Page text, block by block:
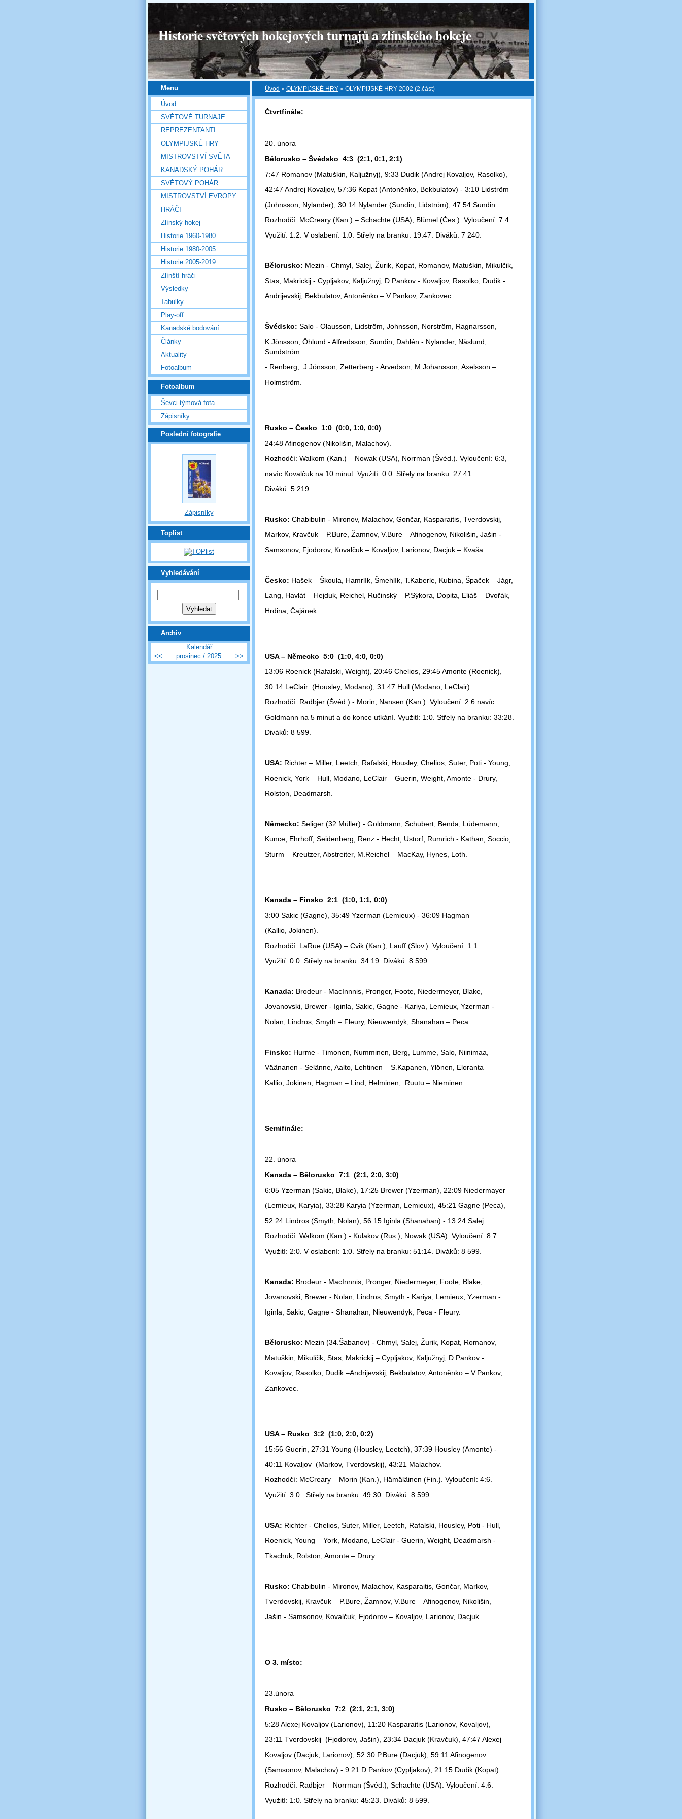
Historie světových hokejových turnajů a zlínského hokeje
Úvod » OLYMPIJSKÉ HRY » OLYMPIJSKÉ HRY 2002 (2.část)
Čtvrtfinále:
20. února
Bělorusko – Švédsko 4:3 (2:1, 0:1, 2:1)
7:47 Romanov (Matuškin, Kaljužnyj), 9:33 Dudik (Andrej Kovaljov, Rasolko),
42:47 Andrej Kovaljov, 57:36 Kopat (Antoněnko, Bekbulatov) - 3:10 Lidström
(Johnsson, Nylander), 30:14 Nylander (Sundin, Lidström), 47:54 Sundin.
Rozhodčí: McCreary (Kan.) – Schachte (USA), Blümel (Čes.). Vyloučení: 7:4.
Využití: 1:2. V oslabení: 1:0. Střely na branku: 19:47. Diváků: 7 240.
Bělorusko: Mezin - Chmyl, Salej, Žurik, Kopat, Romanov, Matuškin, Mikulčik,
Stas, Makrickij - Cypljakov, Kaljužnyj, D.Pankov - Kovaljov, Rasolko, Dudik -
Andrijevskij, Bekbulatov, Antoněnko – V.Pankov, Zankovec.
Švédsko: Salo - Olausson, Lidström, Johnsson, Norström, Ragnarsson,
K.Jönsson, Öhlund - Alfredsson, Sundin, Dahlén - Nylander, Näslund,
Sundström
- Renberg, J.Jönsson, Zetterberg - Arvedson, M.Johansson, Axelsson –
Holmström.
Rusko – Česko 1:0 (0:0, 1:0, 0:0)
24:48 Afinogenov (Nikolišin, Malachov).
Rozhodčí: Walkom (Kan.) – Nowak (USA), Norrman (Švéd.). Vyloučení: 6:3,
navíc Kovalčuk na 10 minut. Využití: 0:0. Střely na branku: 27:41.
Diváků: 5 219.
Rusko: Chabibulin - Mironov, Malachov, Gončar, Kasparaitis, Tverdovskij,
Markov, Kravčuk – P.Bure, Žamnov, V.Bure – Afinogenov, Nikolišin, Jašin -
Samsonov, Fjodorov, Kovalčuk – Kovaljov, Larionov, Dacjuk – Kvaša.
Česko: Hašek – Škoula, Hamrlík, Šmehlík, T.Kaberle, Kubina, Špaček – Jágr,
Lang, Havlát – Hejduk, Reichel, Ručinský – P.Sýkora, Dopita, Eliáš – Dvořák,
Hrdina, Čajánek.
USA – Německo 5:0 (1:0, 4:0, 0:0)
13:06 Roenick (Rafalski, Weight), 20:46 Chelios, 29:45 Amonte (Roenick),
30:14 LeClair (Housley, Modano), 31:47 Hull (Modano, LeClair).
Rozhodčí: Radbjer (Švéd.) - Morin, Nansen (Kan.). Vyloučení: 2:6 navíc
Goldmann na 5 minut a do konce utkání. Využití: 1:0. Střely na branku: 33:28.
Diváků: 8 599.
USA: Richter – Miller, Leetch, Rafalski, Housley, Chelios, Suter, Poti - Young,
Roenick, York – Hull, Modano, LeClair – Guerin, Weight, Amonte - Drury,
Rolston, Deadmarsh.
Německo: Seliger (32.Müller) - Goldmann, Schubert, Benda, Lüdemann,
Kunce, Ehrhoff, Seidenberg, Renz - Hecht, Ustorf, Rumrich - Kathan, Soccio,
Sturm – Kreutzer, Abstreiter, M.Reichel – MacKay, Hynes, Loth.
Kanada – Finsko 2:1 (1:0, 1:1, 0:0)
3:00 Sakic (Gagne), 35:49 Yzerman (Lemieux) - 36:09 Hagman
(Kallio, Jokinen).
Rozhodčí: LaRue (USA) – Cvik (Kan.), Lauff (Slov.). Vyloučení: 1:1.
Využití: 0:0. Střely na branku: 34:19. Diváků: 8 599.
Kanada: Brodeur - MacInnnis, Pronger, Foote, Niedermeyer, Blake,
Jovanovski, Brewer - Iginla, Sakic, Gagne - Kariya, Lemieux, Yzerman -
Nolan, Lindros, Smyth – Fleury, Nieuwendyk, Shanahan – Peca.
Finsko: Hurme - Timonen, Numminen, Berg, Lumme, Salo, Niinimaa,
Väänanen - Selänne, Aalto, Lehtinen – S.Kapanen, Ylönen, Eloranta –
Kallio, Jokinen, Hagman – Lind, Helminen, Ruutu – Nieminen.
Semifinále:
22. února
Kanada – Bělorusko 7:1 (2:1, 2:0, 3:0)
6:05 Yzerman (Sakic, Blake), 17:25 Brewer (Yzerman), 22:09 Niedermayer
(Lemieux, Karyia), 33:28 Karyia (Yzerman, Lemieux), 45:21 Gagne (Peca),
52:24 Lindros (Smyth, Nolan), 56:15 Iginla (Shanahan) - 13:24 Salej.
Rozhodčí: Walkom (Kan.) - Kulakov (Rus.), Nowak (USA). Vyloučení: 8:7.
Využití: 2:0. V oslabení: 1:0. Střely na branku: 51:14. Diváků: 8 599.
Kanada: Brodeur - MacInnnis, Pronger, Niedermeyer, Foote, Blake,
Jovanovski, Brewer - Nolan, Lindros, Smyth - Kariya, Lemieux, Yzerman -
Iginla, Sakic, Gagne - Shanahan, Nieuwendyk, Peca - Fleury.
Bělorusko: Mezin (34.Šabanov) - Chmyl, Salej, Žurik, Kopat, Romanov,
Matuškin, Mikulčik, Stas, Makrickij – Cypljakov, Kaljužnyj, D.Pankov -
Kovaljov, Rasolko, Dudik –Andrijevskij, Bekbulatov, Antoněnko – V.Pankov,
Zankovec.
USA – Rusko 3:2 (1:0, 2:0, 0:2)
15:56 Guerin, 27:31 Young (Housley, Leetch), 37:39 Housley (Amonte) -
40:11 Kovaljov (Markov, Tverdovskij), 43:21 Malachov.
Rozhodčí: McCreary – Morin (Kan.), Hämäläinen (Fin.). Vyloučení: 4:6.
Využití: 3:0. Střely na branku: 49:30. Diváků: 8 599.
USA: Richter - Chelios, Suter, Miller, Leetch, Rafalski, Housley, Poti - Hull,
Roenick, Young – York, Modano, LeClair - Guerin, Weight, Deadmarsh -
Tkachuk, Rolston, Amonte – Drury.
Rusko: Chabibulin - Mironov, Malachov, Kasparaitis, Gončar, Markov,
Tverdovskij, Kravčuk – P.Bure, Žamnov, V.Bure – Afinogenov, Nikolišin,
Jašin - Samsonov, Kovalčuk, Fjodorov – Kovaljov, Larionov, Dacjuk.
O 3. místo:
23.února
Rusko – Bělorusko 7:2 (2:1, 2:1, 3:0)
5:28 Alexej Kovaljov (Larionov), 11:20 Kasparaitis (Larionov, Kovaljov),
23:11 Tverdovskij (Fjodorov, Jašin), 23:34 Dacjuk (Kravčuk), 47:47 Alexej
Kovaljov (Dacjuk, Larionov), 52:30 P.Bure (Dacjuk), 59:11 Afinogenov
(Samsonov, Malachov) - 9:21 D.Pankov (Cypljakov), 21:15 Dudik (Kopat).
Rozhodčí: Radbjer – Norrman (Švéd.), Schachte (USA). Vyloučení: 4:6.
Využití: 1:0. Střely na branku: 45:23. Diváků: 8 599.
Menu
Úvod
SVĚTOVÉ TURNAJE
REPREZENTANTI
OLYMPIJSKÉ HRY
MISTROVSTVÍ SVĚTA
KANADSKÝ POHÁR
SVĚTOVÝ POHÁR
MISTROVSTVÍ EVROPY
HRÁČI
Zlínský hokej
Historie 1960-1980
Historie 1980-2005
Historie 2005-2019
Zlínští hráči
Výsledky
Tabulky
Play-off
Kanadské bodování
Články
Aktuality
Fotoalbum
Fotoalbum
Ševci-týmová fota
Zápisníky
Poslední fotografie
Zápisníky
Toplist
Vyhledávání
Archiv
Kalendář
<<
prosinec / 2025 >>